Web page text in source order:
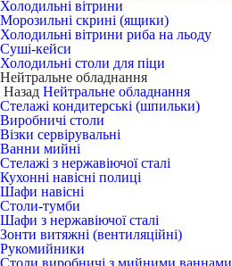
Холодильні вітрини
Морозильні скрині (ящики)
Холодильні вітрини риба на льоду
Суші-кейси
Холодильні столи для піци
Нейтральне обладнання
Назад Нейтральне обладнання
Стелажі кондитерські (шпильки)
Виробничі столи
Візки сервірувальні
Ванни мийні
Стелажі з нержавіючої сталі
Кухонні навісні полиці
Шафи навісні
Столи-тумби
Шафи з нержавіючої сталі
Зонти витяжні (вентиляційні)
Рукомийники
Столи виробничі з мийними ваннами